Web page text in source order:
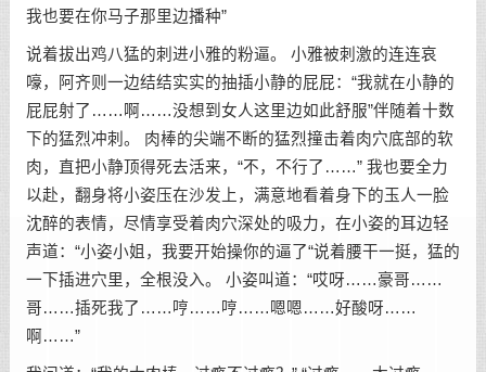
我也要在你马子那里边播种”
说着拔出鸡八猛的刺进小雅的粉逼。 小雅被刺激的连连哀
嚎，阿齐则一边结结实实的抽插小静的屁屁：“我就在小静的
屁屁射了……啊……没想到女人这里边如此舒服”伴随着十数
下的猛烈冲刺。 肉棒的尖端不断的猛烈撞击着肉穴底部的软
肉，直把小静顶得死去活来，“不，不行了……” 我也要全力
以赴，翻身将小姿压在沙发上，满意地看着身下的玉人一脸
沈醉的表情，尽情享受着肉穴深处的吸力，在小姿的耳边轻
声道：“小姿小姐，我要开始操你的逼了“说着腰干一挺，猛的
一下插进穴里，全根没入。 小姿叫道：“哎呀……豪哥……
哥……插死我了……哼……哼……嗯嗯……好酸呀……
啊……”